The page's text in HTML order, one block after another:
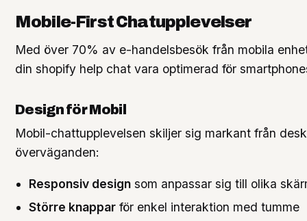
Mobile-First Chatupplevelser
Med över 70% av e-handelsbesök från mobila
din shopify help chat vara optimerad för
Design för Mobil
Mobil-chattupplevelsen skiljer sig markant från
överväganden:
Responsiv design som anpassar sig till olika
Större knappar för enkel interaktion med tumme